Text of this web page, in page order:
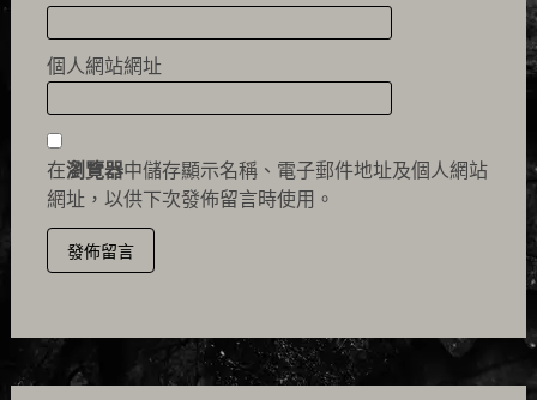
個人網站網址
在瀏覽器中儲存顯示名稱、電子郵件地址及個人網站
網址，以供下次發佈留言時使用。